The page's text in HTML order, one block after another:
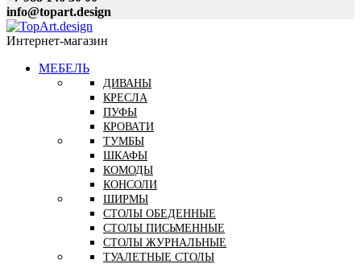
info@topart.design
Интернет-магазин
МЕБЕЛЬ
ДИВАНЫ
КРЕСЛА
ПУФЫ
КРОВАТИ
ТУМБЫ
ШКАФЫ
КОМОДЫ
КОНСОЛИ
ШИРМЫ
СТОЛЫ ОБЕДЕННЫЕ
СТОЛЫ ПИСЬМЕННЫЕ
СТОЛЫ ЖУРНАЛЬНЫЕ
ТУАЛЕТНЫЕ СТОЛЫ